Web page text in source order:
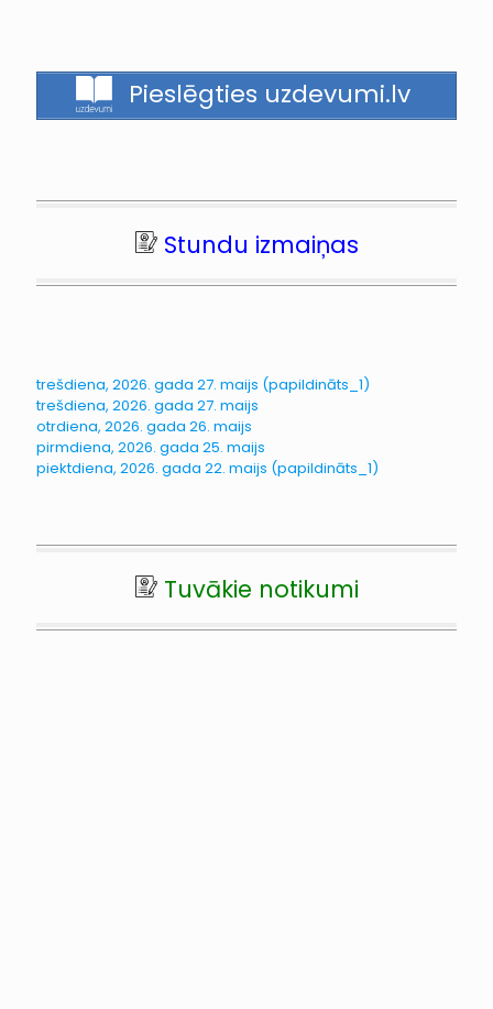
Pieslēgties uzdevumi.lv
Stundu izmaiņas
trešdiena, 2026. gada 27. maijs (papildināts_1)
trešdiena, 2026. gada 27. maijs
otrdiena, 2026. gada 26. maijs
pirmdiena, 2026. gada 25. maijs
piektdiena, 2026. gada 22. maijs (papildināts_1)
Tuvākie notikumi